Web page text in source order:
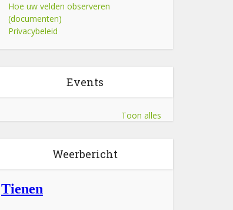
Hoe uw velden observeren
(documenten)
Privacybeleid
Events
Toon alles
Weerbericht